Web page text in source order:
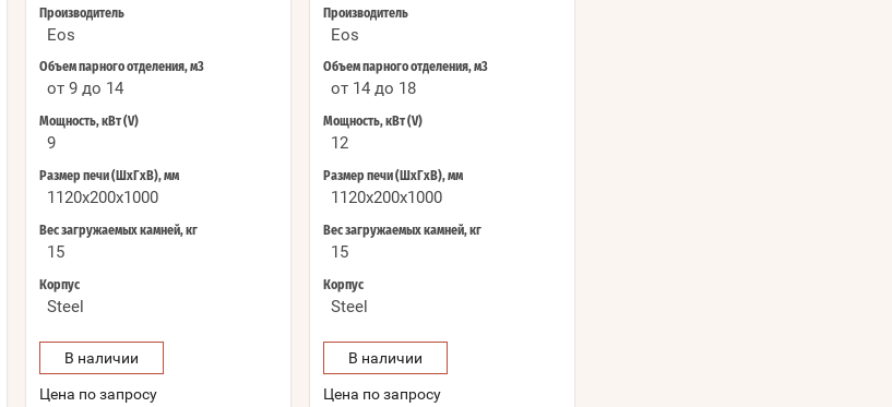
Производитель
Eos
Объем парного отделения, м3
от 9 до 14
Мощность, кВт (V)
9
Размер печи (ШхГхВ), мм
1120x200x1000
Вес загружаемых камней, кг
15
Корпус
Steel
В наличии
Цена по запросу
Производитель
Eos
Объем парного отделения, м3
от 14 до 18
Мощность, кВт (V)
12
Размер печи (ШхГхВ), мм
1120x200x1000
Вес загружаемых камней, кг
15
Корпус
Steel
В наличии
Цена по запросу